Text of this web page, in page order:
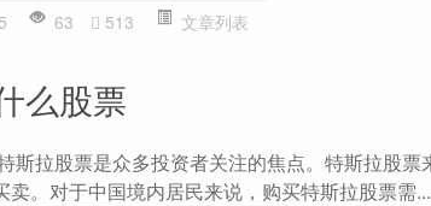
63 513 文章列表
么股票
斯拉股票是众多投资者关注的焦点。特斯拉股
卖。对于中国境内居民来说，购买特斯拉股票需...